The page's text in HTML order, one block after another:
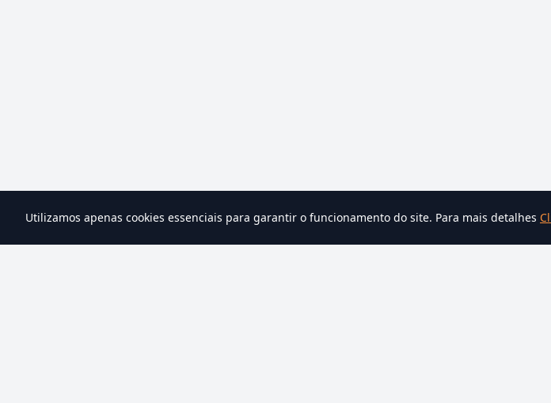
Utilizamos apenas cookies essenciais para garantir o funcionamento do site. Para mais detalhes